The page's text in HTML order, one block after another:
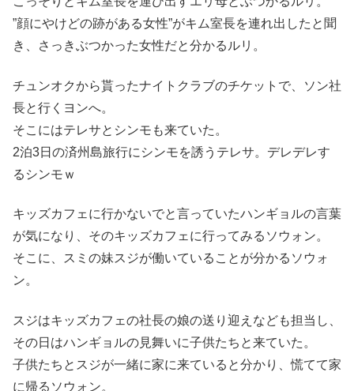
”顔にやけどの跡がある女性”がキム室長を連れ出したと聞
き、さっきぶつかった女性だと分かるルリ。
チュンオクから貰ったナイトクラブのチケットで、ソン社
長と行くヨンへ。
そこにはテレサとシンモも来ていた。
2泊3日の済州島旅行にシンモを誘うテレサ。デレデレす
るシンモｗ
キッズカフェに行かないでと言っていたハンギョルの言葉
が気になり、そのキッズカフェに行ってみるソウォン。
そこに、スミの妹スジが働いていることが分かるソウォ
ン。
スジはキッズカフェの社長の娘の送り迎えなども担当し、
その日はハンギョルの見舞いに子供たちと来ていた。
子供たちとスジが一緒に家に来ていると分かり、慌てて家
に帰るソウォン。